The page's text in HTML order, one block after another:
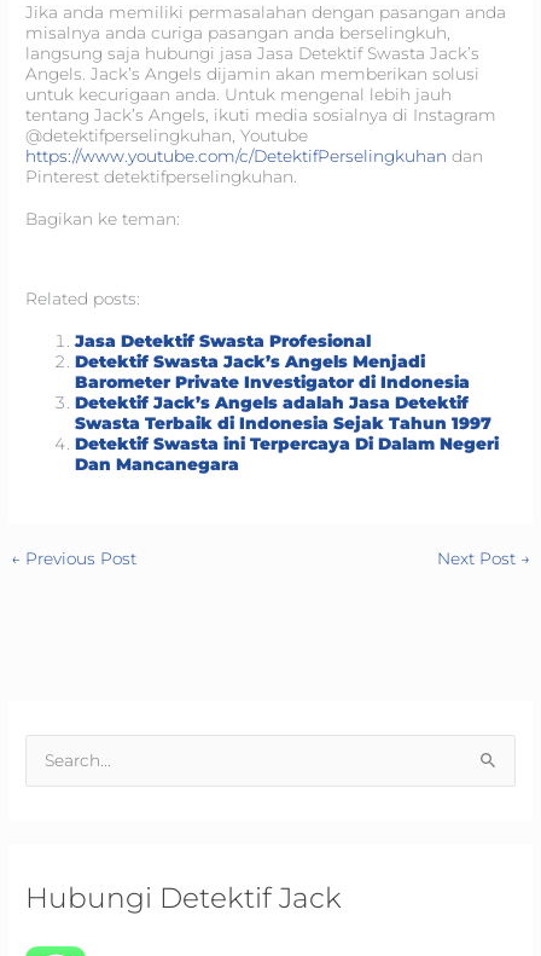
Jika anda memiliki permasalahan dengan pasangan anda
misalnya anda curiga pasangan anda berselingkuh,
langsung saja hubungi jasa Jasa Detektif Swasta Jack’s
Angels. Jack’s Angels dijamin akan memberikan solusi
untuk kecurigaan anda. Untuk mengenal lebih jauh
tentang Jack’s Angels, ikuti media sosialnya di Instagram
@detektifperselingkuhan, Youtube
https://www.youtube.com/c/DetektifPerselingkuhan dan
Pinterest detektifperselingkuhan.
Bagikan ke teman:
Related posts:
Jasa Detektif Swasta Profesional
Detektif Swasta Jack’s Angels Menjadi
Barometer Private Investigator di Indonesia
Detektif Jack’s Angels adalah Jasa Detektif
Swasta Terbaik di Indonesia Sejak Tahun 1997
Detektif Swasta ini Terpercaya Di Dalam Negeri
Dan Mancanegara
← Previous Post Next Post →
h
f
Hubungi Detektif Jack